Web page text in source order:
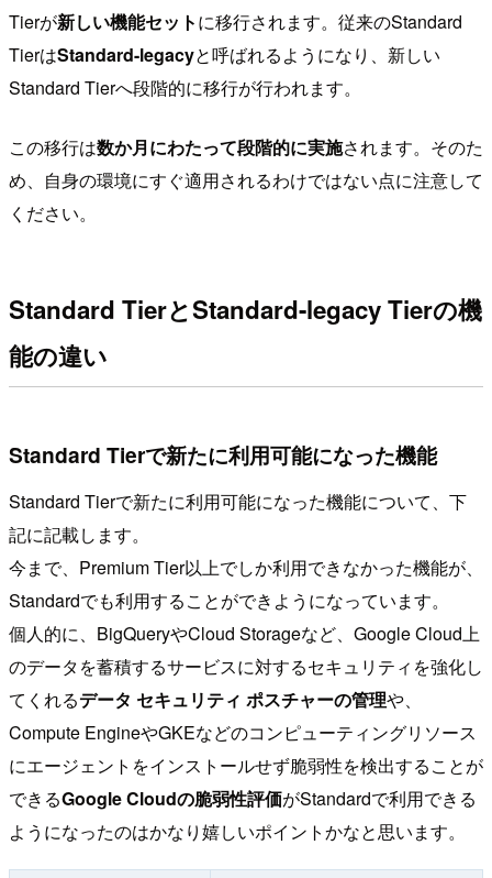
Tierが新しい機能セットに移行されます。従来のStandard
TierはStandard-legacyと呼ばれるようになり、新しい
Standard Tierへ段階的に移行が行われます。
この移行は数か月にわたって段階的に実施されます。そのた
め、自身の環境にすぐ適用されるわけではない点に注意して
ください。
Standard TierとStandard-legacy Tierの機
能の違い
Standard Tierで新たに利用可能になった機能
Standard Tierで新たに利用可能になった機能について、下
記に記載します。
今まで、Premium Tier以上でしか利用できなかった機能が、
Standardでも利用することができようになっています。
個人的に、BigQueryやCloud Storageなど、Google Cloud上
のデータを蓄積するサービスに対するセキュリティを強化し
てくれるデータ セキュリティ ポスチャーの管理や、
Compute EngineやGKEなどのコンピューティングリソース
にエージェントをインストールせず脆弱性を検出することが
できるGoogle Cloudの脆弱性評価がStandardで利用できる
ようになったのはかなり嬉しいポイントかなと思います。